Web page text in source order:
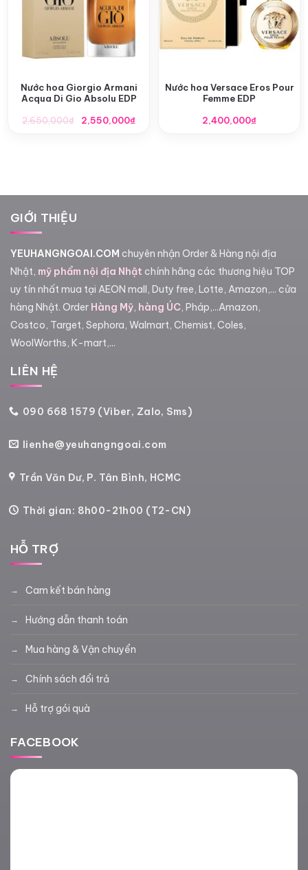
Nước hoa Giorgio Armani
Acqua Di Gio Absolu EDP
2,650,000₫
Giá
2,550,000₫Giá
Nước hoa Versace Eros Pour
Femme EDP
2,400,000₫
GIỚI THIỆU
YEUHANGNGOAI.COM chuyên nhận Order & Hàng nội địa
Nhật, mỹ phẩm nội địa Nhật chính hãng các thương hiệu TOP
uy tín nhất mua tại AEON mall, Duty free, Lotte, Amazon,... cửa
hàng Nhật. Order Hàng Mỹ, hàng ÚC, Pháp,...Amazon,
Costco, Target, Sephora, Walmart, Chemist, Coles,
WoolWorths, K-mart,...
LIÊN HỆ
090 668 1579 (Viber, Zalo, Sms)
lienhe@yeuhangngoai.com
Trần Văn Dư, P. Tân Bình, HCMC
Thời gian: 8h00-21h00 (T2-CN)
HỖ TRỢ
Cam kết bán hàng
Hướng dẫn thanh toán
Mua hàng & Vận chuyển
Chính sách đổi trả
Hỗ trợ gói quà
FACEBOOK